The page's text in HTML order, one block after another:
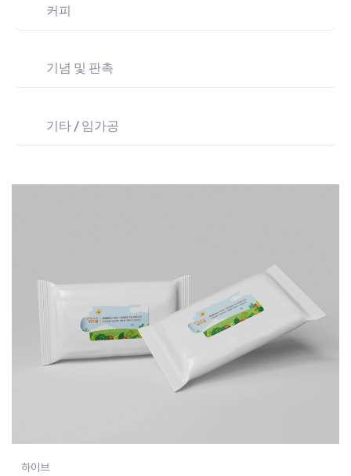
커피
기념 및 판촉
기타 / 임가공
하이브